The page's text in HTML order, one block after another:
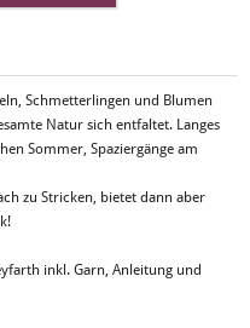
Schmetterlingen und Blumen
Natur sich entfaltet. Langes
Sommer, Spaziergänge am
zu Stricken, bietet dann aber
inkl. Garn, Anleitung und